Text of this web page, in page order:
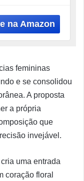
femininas
e se consolidou
A proposta
a própria
que
invejável.
uma entrada
coração floral